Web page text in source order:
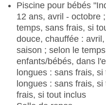
Piscine pour bébés
12 ans, avril - octobre
temps, sans frais, si
douce, chauffée :
saison ; selon le
enfants/bébés, dans
longues : sans frais,
longues : sans frais,
frais, si tout inclus